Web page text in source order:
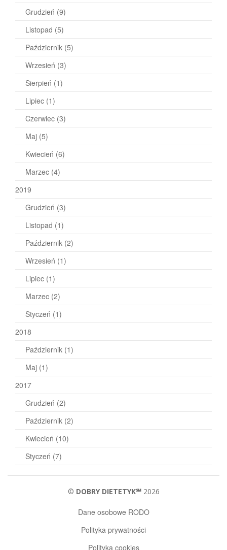
Grudzień (9)
Listopad (5)
Październik (5)
Wrzesień (3)
Sierpień (1)
Lipiec (1)
Czerwiec (3)
Maj (5)
Kwiecień (6)
Marzec (4)
2019
Grudzień (3)
Listopad (1)
Październik (2)
Wrzesień (1)
Lipiec (1)
Marzec (2)
Styczeń (1)
2018
Październik (1)
Maj (1)
2017
Grudzień (2)
Październik (2)
Kwiecień (10)
Styczeń (7)
© DOBRY DIETETYK℠2026
Dane osobowe RODO
Polityka prywatności
Polityka cookies